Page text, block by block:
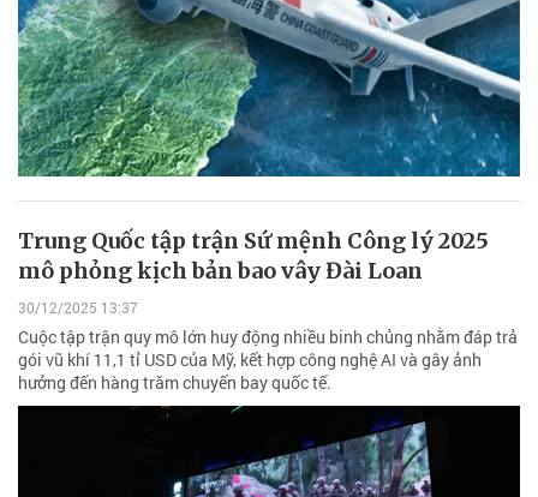
Trung Quốc tập trận Sứ mệnh Công lý 2025
mô phỏng kịch bản bao vây Đài Loan
30/12/2025 13:37
Cuộc tập trận quy mô lớn huy động nhiều binh chủng nhằm đáp trả
gói vũ khí 11,1 tỉ USD của Mỹ, kết hợp công nghệ AI và gây ảnh
hưởng đến hàng trăm chuyến bay quốc tế.